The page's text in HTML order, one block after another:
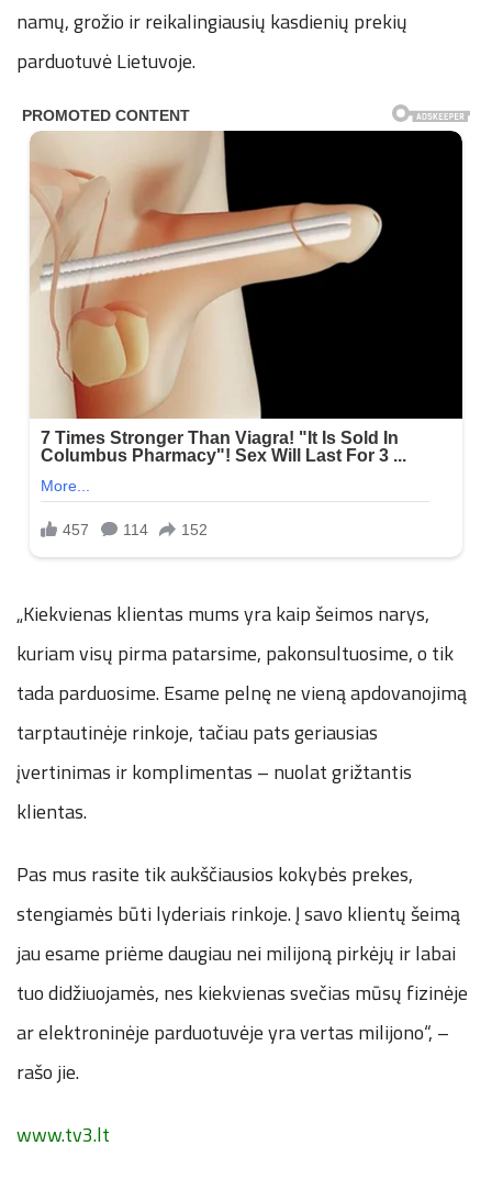
namų, grožio ir reikalingiausių kasdienių prekių
parduotuvė Lietuvoje.
„Kiekvienas klientas mums yra kaip šeimos narys,
kuriam visų pirma patarsime, pakonsultuosime, o tik
tada parduosime. Esame pelnę ne vieną apdovanojimą
tarptautinėje rinkoje, tačiau pats geriausias
įvertinimas ir komplimentas – nuolat grižtantis
klientas.
Pas mus rasite tik aukščiausios kokybės prekes,
stengiamės būti lyderiais rinkoje. Į savo klientų šeimą
jau esame priėme daugiau nei milijoną pirkėjų ir labai
tuo didžiuojamės, nes kiekvienas svečias mūsų fizinėje
ar elektroninėje parduotuvėje yra vertas milijono“, –
rašo jie.
www.tv3.lt